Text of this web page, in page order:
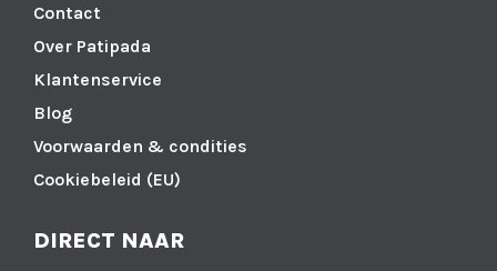
Contact
Over Patipada
Klantenservice
Blog
Voorwaarden & condities
Cookiebeleid (EU)
DIRECT NAAR